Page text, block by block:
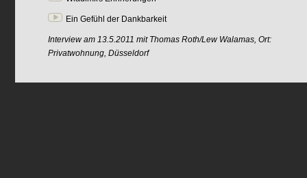
Ein Gefühl der Dankbarkeit
Interview am 13.5.2011 mit Thomas Roth/Lew Walamas, Ort:
Privatwohnung, Düsseldorf